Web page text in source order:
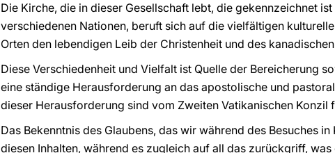
Die Kirche, die in dieser Gesellschaft lebt, die gekennzeichnet
verschiedenen Nationen, beruft sich auf die vielfältigen
Orten den lebendigen Leib der Christenheit und des
Diese Verschiedenheit und Vielfalt ist Quelle der Bereicherung
eine ständige Herausforderung an das apostolische und
dieser Herausforderung sind vom Zweiten Vatikanischen Konzil
Das Bekenntnis des Glaubens, das wir während des Besuches
diesen Inhalten, während es zugleich auf all das zurückgriff,